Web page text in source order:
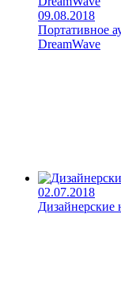
09.08.2018
Портативное
DreamWave
02.07.2018